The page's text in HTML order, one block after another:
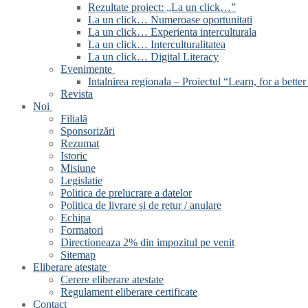
Rezultate proiect: „La un click…”
La un click… Numeroase oportunitati
La un click… Experienta interculturala
La un click… Interculturalitatea
La un click… Digital Literacy
Evenimente
Intalnirea regionala – Proiectul “Learn, for a
Revista
Noi
Filială
Sponsorizări
Rezumat
Istoric
Misiune
Legislatie
Politica de prelucrare a datelor
Politica de livrare și de retur / anulare
Echipa
Formatori
Directioneaza 2% din impozitul pe venit
Sitemap
Eliberare atestate
Cerere eliberare atestate
Regulament eliberare certificate
Contact